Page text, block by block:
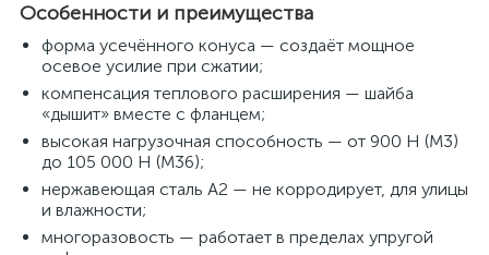
Особенности и преимущества
форма усечённого конуса — создаёт мощное
осевое усилие при сжатии;
компенсация теплового расширения — шайба
«дышит» вместе с фланцем;
высокая нагрузочная способность — от 900 Н (M3)
до 105 000 Н (M36);
нержавеющая сталь A2 — не корродирует, для улицы
и влажности;
многоразовость — работает в пределах упругой